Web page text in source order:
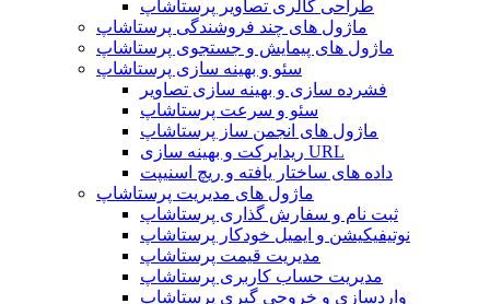
طراحی گالری تصاویر پرستاشاپ
ماژول های چند فروشندگی پرستاشاپ
ماژول های پیمایش و جستجوی پرستاشاپ
سئو و بهینه سازی پرستاشاپ
فشرده سازی و بهینه سازی تصاویر
سئو و سرعت پرستاشاپ
ماژول های انجمن ساز پرستاشاپ
ریدایرکت و بهینه سازی URL
داده های ساختار یافته و ریچ اسنیپت
ماژول های مدیریت پرستاشاپ
ثبت نام و سفارش گذاری پرستاشاپ
نوتیفیکیشن و ایمیل خودکار پرستاشاپ
مدیریت قیمت پرستاشاپ
مدیریت حساب کاربری پرستاشاپ
واردسازی و خروجی گیری پرستاشاپ